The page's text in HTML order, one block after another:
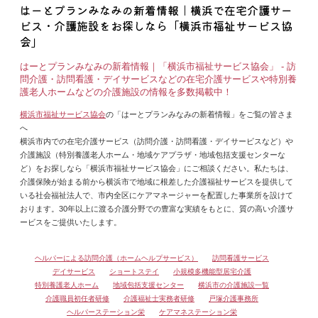
はーとプランみなみの新着情報｜横浜で在宅介護サー
ビス・介護施設をお探しなら「横浜市福祉サービス協
会」
はーとプランみなみの新着情報｜「横浜市福祉サービス協会」 - 訪
問介護・訪問看護・デイサービスなどの在宅介護サービスや特別養
護老人ホームなどの介護施設の情報を多数掲載中！
横浜市福祉サービス協会の「はーとプランみなみの新着情報」をご覧の皆さま
へ
横浜市内での在宅介護サービス（訪問介護・訪問看護・デイサービスなど）や
介護施設（特別養護老人ホーム・地域ケアプラザ・地域包括支援センターな
ど）をお探しなら「横浜市福祉サービス協会」にご相談ください。私たちは、
介護保険が始まる前から横浜市で地域に根差した介護福祉サービスを提供して
いる社会福祉法人で、市内全区にケアマネージャーを配置した事業所を設けて
おります。30年以上に渡る介護分野での豊富な実績をもとに、質の高い介護サ
ービスをご提供いたします。
ヘルパーによる訪問介護（ホームヘルプサービス）
訪問看護サービス
デイサービス
ショートステイ
小規模多機能型居宅介護
特別養護老人ホーム
地域包括支援センター
横浜市の介護施設一覧
介護職員初任者研修
介護福祉士実務者研修
戸塚介護事務所
ヘルパーステーション栄
ケアマネステーション栄